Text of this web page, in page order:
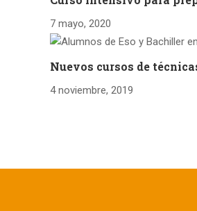
7 mayo, 2020
Nuevos cursos de
4 noviembre, 2019